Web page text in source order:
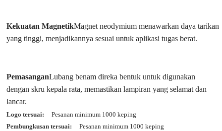
Kekuatan MagnetikMagnet neodymium menawarkan daya tarikan
yang tinggi, menjadikannya sesuai untuk aplikasi tugas berat.
PemasanganLubang benam direka bentuk untuk digunakan
dengan skru kepala rata, memastikan lampiran yang selamat dan
lancar.
Logo tersuai:
Pesanan minimum 1000 keping
Pembungkusan tersuai:
Pesanan minimum 1000 keping